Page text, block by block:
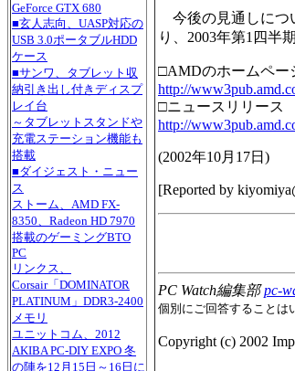
GeForce GTX 680
■玄人志向、UASP対応の
USB 3.0ポータブルHDD
ケース
■サンワ、タブレット収
納引き出し付きディスプ
レイ台
～タブレットスタンドや
充電ステーション機能も
搭載
■ダイジェスト・ニュー
ス
ストーム、AMD FX-
8350、Radeon HD 7970
搭載のゲーミングBTO
PC
リンクス、
Corsair「DOMINATOR
PLATINUM」DDR3-2400
メモリ
ユニットコム、2012
AKIBA PC-DIY EXPO 冬
の陣を12月15日～16日に
今後の見通しにつ
り、2003年第1四半
□AMDのホームペー
http://
□ニュースリリース
http://
(2002年10月17日 )
[Reported by
PC Watch編集部pc-
個別にご回答することは
Copyright (c) 2002